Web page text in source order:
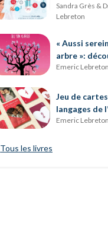
entièrement
Sandra Grès &
Lebreton
« Aussi
arbre »:
dernier
Emeric Lebreton
Jeu de
langages de
Emeric Lebreton
Tous les livres